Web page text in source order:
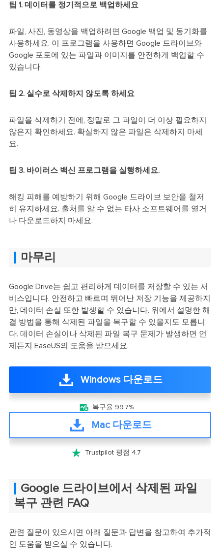
팁 1. 데이터를 정기적으로 백업하세요
파일, 사진, 동영상을 백업하려면 Google 백업 및 동기화를
사용하세요. 이 프로그램을 사용하면 Google 드라이브와
Google 포토에 있는 파일과 이미지를 안전하게 백업할 수
있습니다.
팁 2. 실수로 삭제하지 않도록 하세요
파일을 삭제하기 전에, 정말로 그 파일이 더 이상 필요하지
않은지 확인하세요. 확실하지 않은 파일은 삭제하지 마세
요.
팁 3. 바이러스 백신 프로그램을 실행하세요.
해킹 피해를 예방하기 위해 Google 드라이브 보안을 철저
히 유지하세요. 출처를 알 수 없는 타사 소프트웨어를 열거
나 다운로드하지 마세요.
마무리
Google Drive는 쉽고 편리하게 데이터를 저장할 수 있는 서
비스입니다. 안전하고 빠르며 뛰어난 저장 기능을 제공하지
만, 데이터 손실 또한 발생할 수 있습니다. 위에서 설명한 해
결 방법을 통해 삭제된 파일을 복구할 수 있을지도 모릅니
다. 데이터 손실이나 삭제된 파일 복구 문제가 발생하면 언
제든지 EaseUS의 도움을 받으세요.
Windows 다운로드
 복구율 99.7%
Mac 다운로드
 Trustpilot 평점 4.7
Google 드라이브에서 삭제된 파일
복구 관련 FAQ
관련 질문이 있으시면 아래 질문과 답변을 참고하여 추가적
인 도움을 받으실 수 있습니다.